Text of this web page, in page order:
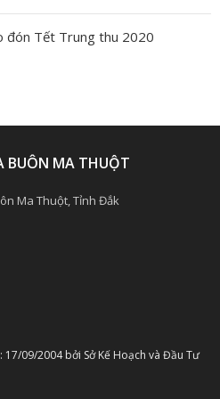
đón Tết Trung thu 2020
BUÔN MA THUỘT
Ma Thuột, Tỉnh Đắk
17/09/2004bởi Sở Kế Hoạch và Đầu Tư